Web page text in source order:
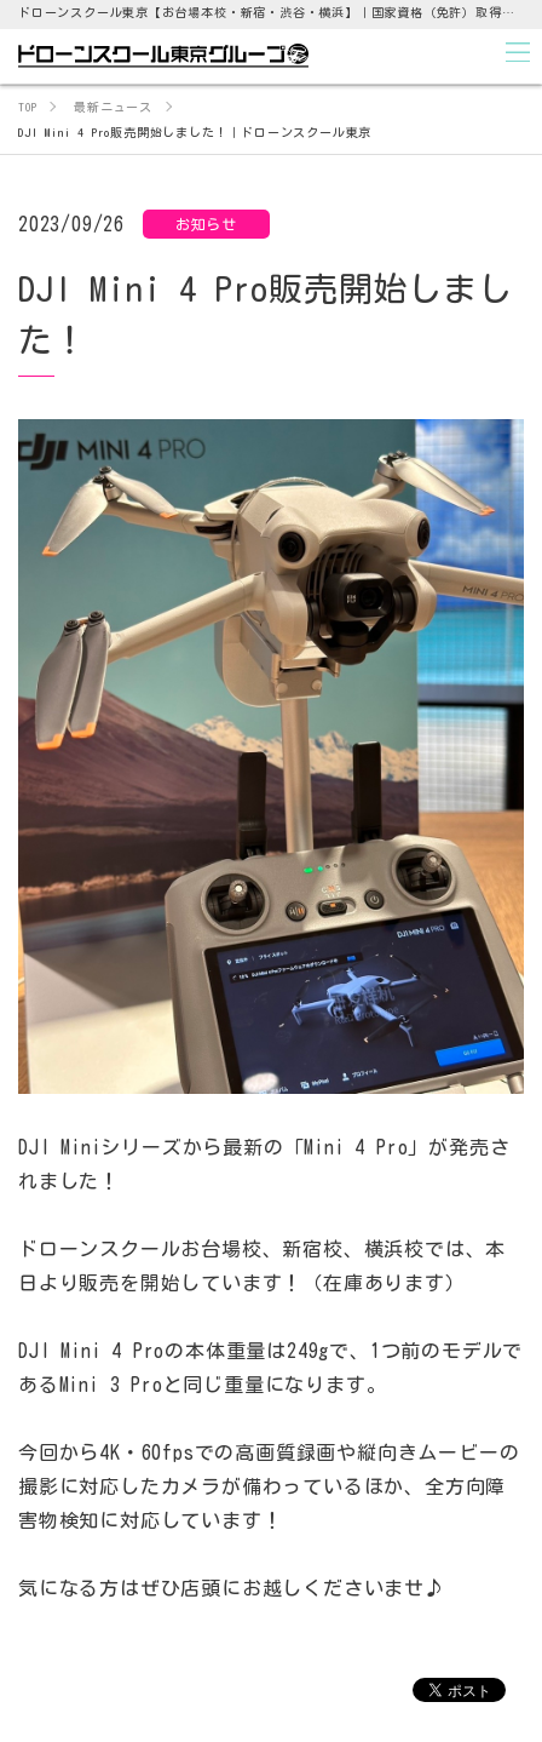
ドローンスクール東京【お台場本校・新宿・渋谷・横浜】｜国家資格（免許）取得支援から点検業務まで
TOP 最新ニュース
DJI Mini 4 Pro販売開始しました！｜ドローンスクール東京
2023/09/26 お知らせ
DJI Mini 4 Pro販売開始しまし
た！
DJI Miniシリーズから最新の「Mini 4 Pro」が発売さ
れました！
ドローンスクールお台場校、新宿校、横浜校では、本
日より販売を開始しています！（在庫あります）
DJI Mini 4 Proの本体重量は249gで、1つ前のモデルで
あるMini 3 Proと同じ重量になります。
今回から4K・60fpsでの高画質録画や縦向きムービーの
撮影に対応したカメラが備わっているほか、全方向障
害物検知に対応しています！
気になる方はぜひ店頭にお越しくださいませ♪